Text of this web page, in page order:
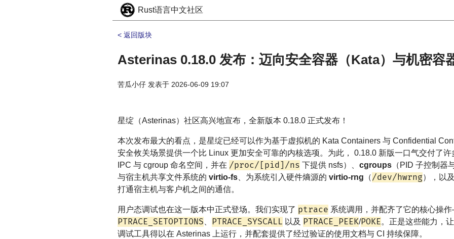
Rust语言中文社区
< 返回版块
Asterinas 0.18.0 发布：迈向安全容器（Kata）与机密容
苦瓜小仔 发表于 2026-06-09 19:07
星绽（Asterinas）社区高兴地宣布，全新版本 0.18.0 正式发布！
本次发布最大的看点，是星绽已经可以作为基于虚拟机的 Kata Containers 与 Confidential
安全攸关场景提供一个比 Linux 更加安全可靠的内核选项。为此， 0.18.0 新版一口气交付了许
IPC 与 cgroup 命名空间，并在 /proc/[pid]/ns 下提供 nsfs）、 cgroups （PID 子控制器
与宿主机共享文件系统的 virtio-fs 、为系统引入硬件熵源的 virtio-rng （/dev/hwrng），以
打通宿主机与客户机之间的通信。
用户态调试也在这一版本中正式登场。我们实现了 ptrace 系统调用，并配齐了它的核心操
PTRACE_SETOPTIONS PTRACE_SYSCALL 以及 PTRACE_PEEK/POKE。正是这些能力，
调试工具得以在 Asterinas 上运行，并配套提供了经过验证的使用文档与 CI 持续保障。